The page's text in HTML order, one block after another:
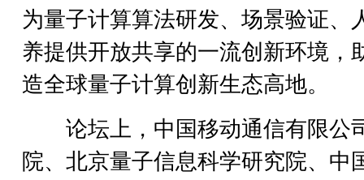
为量子计算算法研发、场景验证、
养提供开放共享的一流创新环境，
造全球量子计算创新生态高地。
论坛上，中国移动通信有限公
院、北京量子信息科学研究院、中